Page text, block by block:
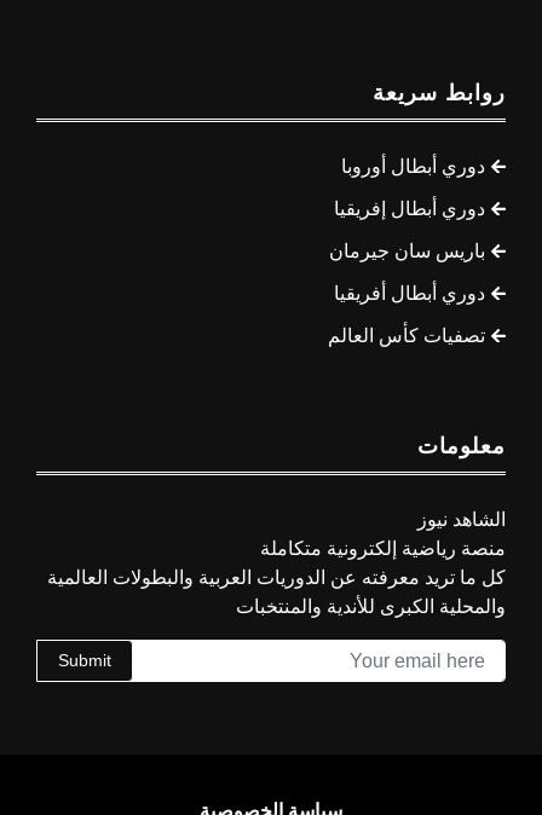
روابط سريعة
دوري أبطال أوروبا
دوري أبطال إفريقيا
باريس سان جيرمان
دوري أبطال أفريقيا
تصفيات كأس العالم
معلومات
الشاهد نيوز
منصة رياضية إلكترونية متكاملة
كل ما تريد معرفته عن الدوريات العربية والبطولات العالمية
والمحلية الكبرى للأندية والمنتخبات
Submit